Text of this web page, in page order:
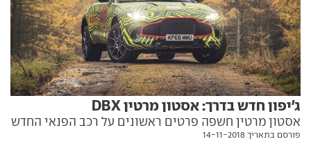
ג'יפון חדש בדרך: אסטון מרטין DBX
אסטון מרטין חשפה פרטים ראשונים על רכב הפנאי החדש
והראשון שלה. המבחן הראשון – ראלי וויילס
פורסם בתאריך 14-11-2018